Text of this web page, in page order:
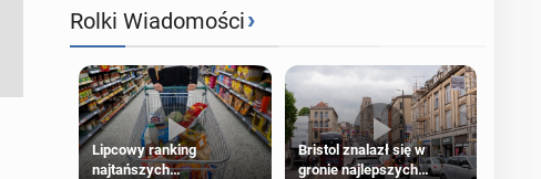
Rolki Wiadomości›
Lipcowy ranking
najtańszych
Bristol znalazł się w
gronie najlepszych